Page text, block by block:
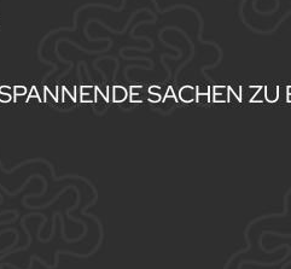
SACHEN ZU